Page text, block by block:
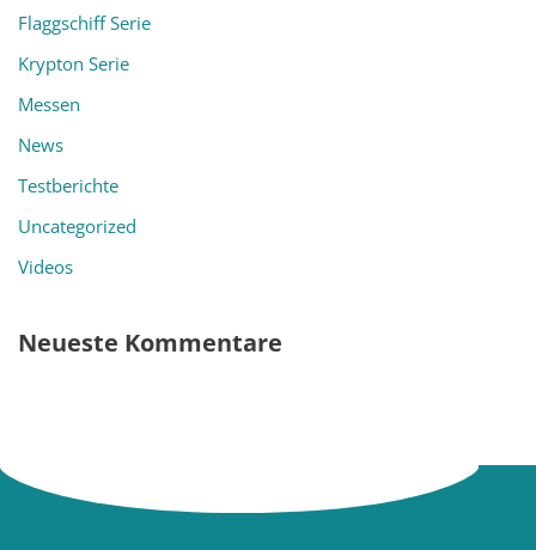
Flaggschiff Serie
Krypton Serie
Messen
News
Testberichte
Uncategorized
Videos
Neueste Kommentare